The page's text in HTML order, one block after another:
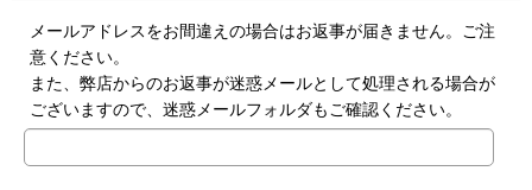
メールアドレスをお間違えの場合はお返事が届きません。ご注
意ください。
また、弊店からのお返事が迷惑メールとして処理される場合が
ございますので、迷惑メールフォルダもご確認ください。